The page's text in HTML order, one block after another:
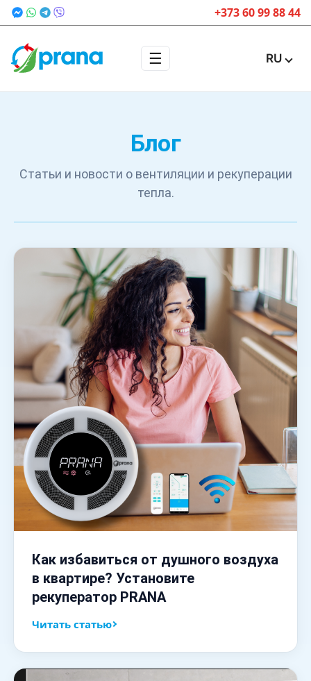
+373 60 99 88 44
☰ RU
Блог
Статьи и новости о вентиляции и рекуперации
тепла.
Как избавиться от душного воздуха
в квартире? Установите
рекуператор PRANA
Читать статью